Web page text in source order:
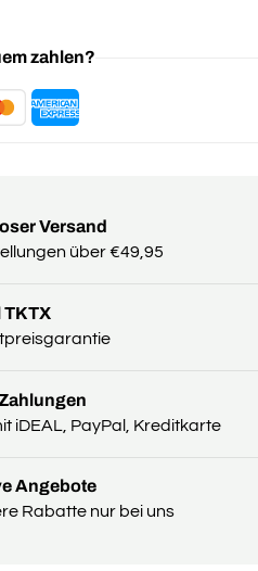
zahlen?
Versand
über €49,95
TKTX
iDEAL, PayPal, Kreditkarte
Angebote
Rabatte nur bei uns